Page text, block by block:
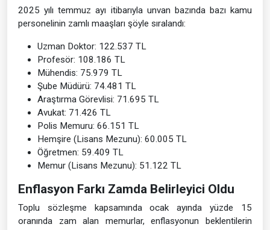
2025 yılı temmuz ayı itibarıyla unvan bazında bazı kamu
personelinin zamlı maaşları şöyle sıralandı:
Uzman Doktor: 122.537 TL
Profesör: 108.186 TL
Mühendis: 75.979 TL
Şube Müdürü: 74.481 TL
Araştırma Görevlisi: 71.695 TL
Avukat: 71.426 TL
Polis Memuru: 66.151 TL
Hemşire (Lisans Mezunu): 60.005 TL
Öğretmen: 59.409 TL
Memur (Lisans Mezunu): 51.122 TL
Enflasyon Farkı Zamda Belirleyici Oldu
Toplu sözleşme kapsamında ocak ayında yüzde 15
oranında zam alan memurlar, enflasyonun beklentilerin